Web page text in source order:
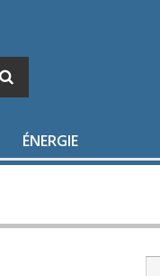
ÉNERGIE